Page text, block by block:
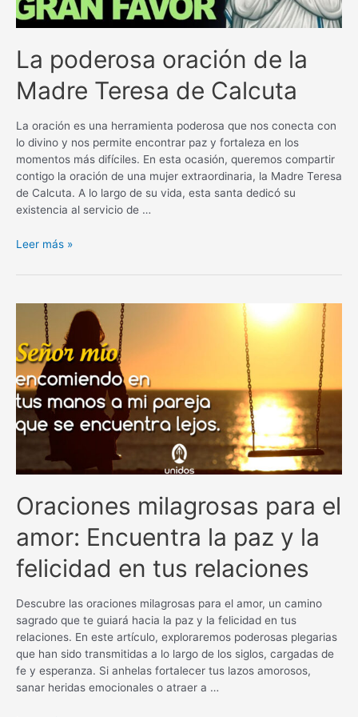
de
vida
La poderosa oración de la
Madre Teresa de Calcuta
La oración es una herramienta poderosa que nos conecta con
lo divino y nos permite encontrar paz y fortaleza en los
momentos más difíciles. En esta ocasión, queremos compartir
contigo la oración de una mujer extraordinaria, la Madre Teresa
de Calcuta. A lo largo de su vida, esta santa dedicó su
existencia al servicio de …
La
oración
Madre
Teresa
de
Calcuta
Leer más »
Oraciones milagrosas para el
amor: Encuentra la paz y la
felicidad en tus relaciones
Descubre las oraciones milagrosas para el amor, un camino
sagrado que te guiará hacia la paz y la felicidad en tus
relaciones. En este artículo, exploraremos poderosas plegarias
que han sido transmitidas a lo largo de los siglos, cargadas de
fe y esperanza. Si anhelas fortalecer tus lazos amorosos,
sanar heridas emocionales o atraer a …